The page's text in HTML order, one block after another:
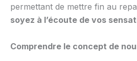
permettant de mettre fin au
soyez à l’écoute de vos
Comprendre le concept de